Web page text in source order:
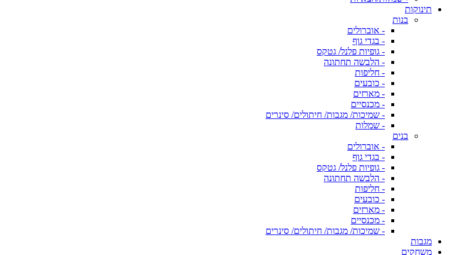
תינוקות
בנות
- אוברולים
- בגדי גוף
- גופיות פלנל/ גטקס
- הלבשה תחתונה
- חליפות
- כובעים
- מארזים
- מכנסיים
- שמיכות/ מגבות/ חיתולים/ סינרים
- שמלות
בנים
- אוברולים
- בגדי גוף
- גופיות פלנל/ גטקס
- הלבשה תחתונה
- חליפות
- כובעים
- מארזים
- מכנסיים
- שמיכות/ מגבות/ חיתולים/ סינרים
מגבות
משחקים